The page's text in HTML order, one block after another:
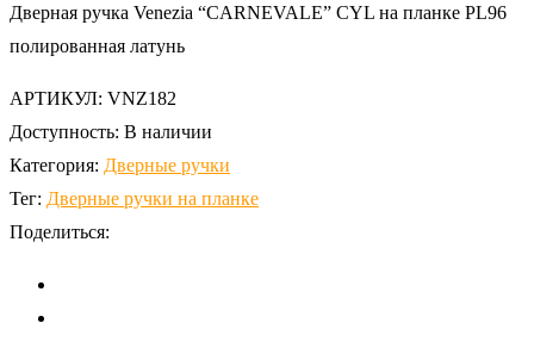
Дверная ручка Venezia “CARNEVALE” CYL на планке PL96
полированная латунь
АРТИКУЛ: VNZ182
Доступность: В наличии
Категория: Дверные ручки
Тег: Дверные ручки на планке
Поделиться: